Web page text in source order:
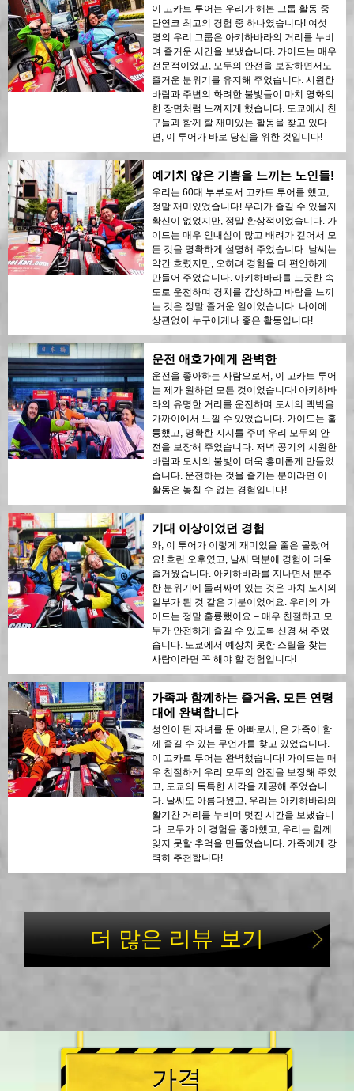
이 고카트 투어는 우리가 해본 그룹 활동 중
단연코 최고의 경험 중 하나였습니다! 여섯
명의 우리 그룹은 아키하바라의 거리를 누비
며 즐거운 시간을 보냈습니다. 가이드는 매우
전문적이었고, 모두의 안전을 보장하면서도
즐거운 분위기를 유지해 주었습니다. 시원한
바람과 주변의 화려한 불빛들이 마치 영화의
한 장면처럼 느껴지게 했습니다. 도쿄에서 친
구들과 함께 할 재미있는 활동을 찾고 있다
면, 이 투어가 바로 당신을 위한 것입니다!
예기치 않은 기쁨을 느끼는 노인들!
우리는 60대 부부로서 고카트 투어를 했고,
정말 재미있었습니다! 우리가 즐길 수 있을지
확신이 없었지만, 정말 환상적이었습니다. 가
이드는 매우 인내심이 많고 배려가 깊어서 모
든 것을 명확하게 설명해 주었습니다. 날씨는
약간 흐렸지만, 오히려 경험을 더 편안하게
만들어 주었습니다. 아키하바라를 느긋한 속
도로 운전하며 경치를 감상하고 바람을 느끼
는 것은 정말 즐거운 일이었습니다. 나이에
상관없이 누구에게나 좋은 활동입니다!
운전 애호가에게 완벽한
운전을 좋아하는 사람으로서, 이 고카트 투어
는 제가 원하던 모든 것이었습니다! 아키하바
라의 유명한 거리를 운전하며 도시의 맥박을
가까이에서 느낄 수 있었습니다. 가이드는 훌
륭했고, 명확한 지시를 주며 우리 모두의 안
전을 보장해 주었습니다. 저녁 공기의 시원한
바람과 도시의 불빛이 더욱 흥미롭게 만들었
습니다. 운전하는 것을 즐기는 분이라면 이
활동은 놓칠 수 없는 경험입니다!
기대 이상이었던 경험
와, 이 투어가 이렇게 재미있을 줄은 몰랐어
요! 흐린 오후였고, 날씨 덕분에 경험이 더욱
즐거웠습니다. 아키하바라를 지나면서 분주
한 분위기에 둘러싸여 있는 것은 마치 도시의
일부가 된 것 같은 기분이었어요. 우리의 가
이드는 정말 훌륭했어요 – 매우 친절하고 모
두가 안전하게 즐길 수 있도록 신경 써 주었
습니다. 도쿄에서 예상치 못한 스릴을 찾는
사람이라면 꼭 해야 할 경험입니다!
가족과 함께하는 즐거움, 모든 연령
대에 완벽합니다
성인이 된 자녀를 둔 아빠로서, 온 가족이 함
께 즐길 수 있는 무언가를 찾고 있었습니다.
이 고카트 투어는 완벽했습니다! 가이드는 매
우 친절하게 우리 모두의 안전을 보장해 주었
고, 도쿄의 독특한 시각을 제공해 주었습니
다. 날씨도 아름다웠고, 우리는 아키하바라의
활기찬 거리를 누비며 멋진 시간을 보냈습니
다. 모두가 이 경험을 좋아했고, 우리는 함께
잊지 못할 추억을 만들었습니다. 가족에게 강
력히 추천합니다!
더 많은 리뷰 보기
가격